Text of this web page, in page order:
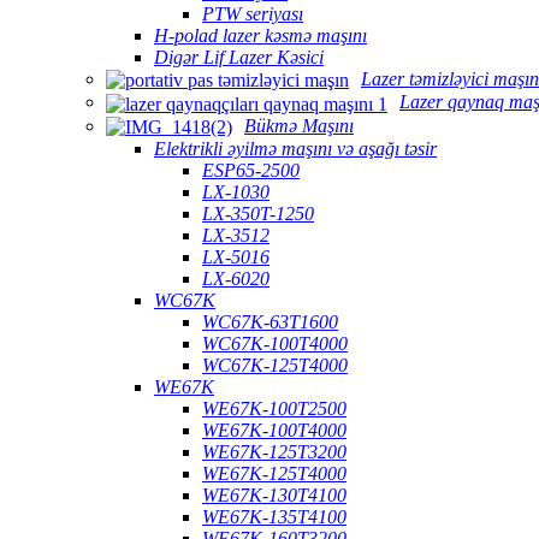
PTW seriyası
H-polad lazer kəsmə maşını
Digər Lif Lazer Kəsici
Lazer təmizləyici maşın
Lazer qaynaq
Bükmə Maşını
Elektrikli əyilmə maşını və aşağı təsir
ESP65-2500
LX-1030
LX-350T-1250
LX-3512
LX-5016
LX-6020
WC67K
WC67K-63T1600
WC67K-100T4000
WC67K-125T4000
WE67K
WE67K-100T2500
WE67K-100T4000
WE67K-125T3200
WE67K-125T4000
WE67K-130T4100
WE67K-135T4100